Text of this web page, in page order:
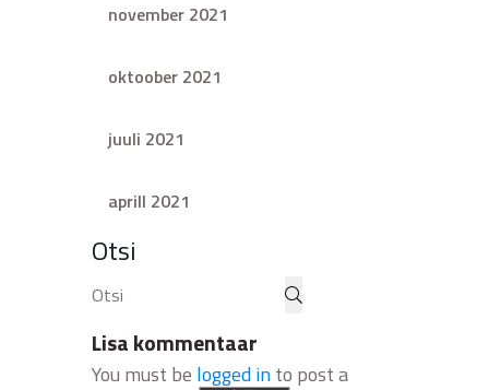
november 2021
oktoober 2021
juuli 2021
aprill 2021
Otsi
Lisa kommentaar
You must be logged into post a